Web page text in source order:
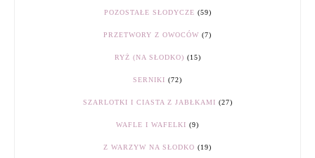
POZOSTAŁE SŁODYCZE (59)
PRZETWORY Z OWOCÓW (7)
RYŻ (NA SŁODKO) (15)
SERNIKI (72)
SZARLOTKI I CIASTA Z JABŁKAMI (27)
WAFLE I WAFELKI (9)
Z WARZYW NA SŁODKO (19)